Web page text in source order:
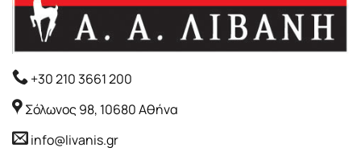
+30 210 3661 200
Σόλωνος 98, 10680 Αθήνα
info@livanis.gr